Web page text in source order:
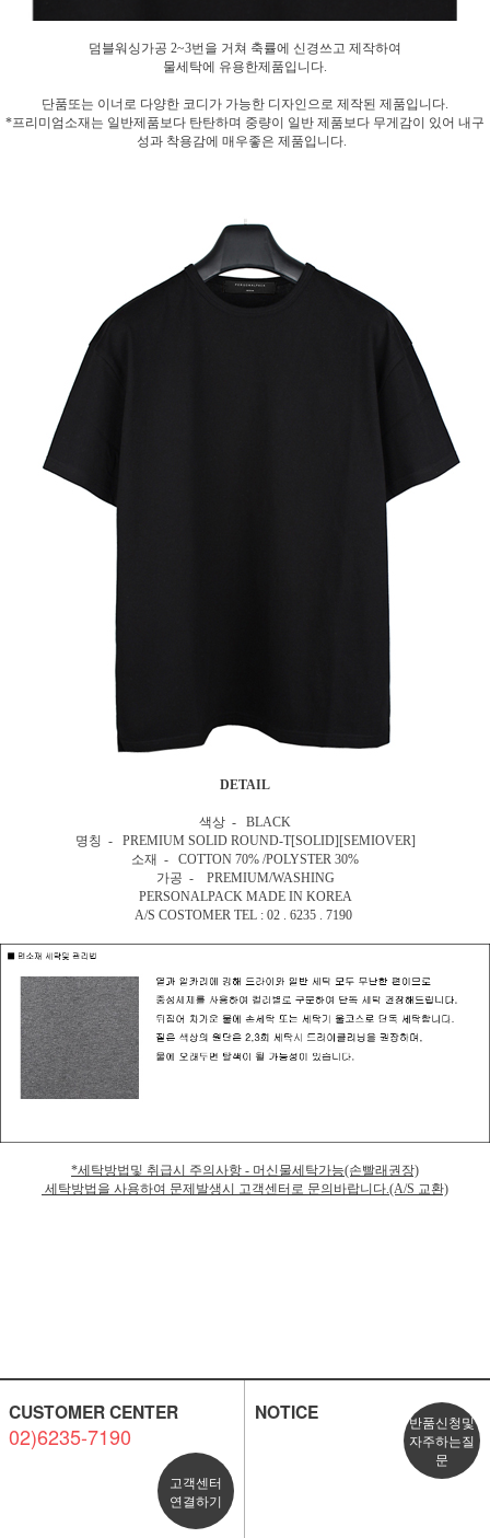
덤블워싱가공 2~3번을 거쳐 축률에 신경쓰고 제작하여
물세탁에 유용한제품입니다.
단품또는 이너로 다양한 코디가 가능한 디자인으로 제작된 제품입니다.
*프리미엄소재는 일반제품보다 탄탄하며 중량이 일반 제품보다 무게감이 있어 내구
성과 착용감에 매우좋은 제품입니다.
DETAIL
색상 - BLACK
명칭 - PREMIUM SOLID ROUND-T[SOLID][SEMIOVER]
소재 - COTTON 70% /POLYSTER 30%
가공 - PREMIUM/WASHING
PERSONALPACK MADE IN KOREA
A/S COSTOMER TEL : 02 . 6235 . 7190
*세탁방법및 취급시 주의사항 - 머신물세탁가능(손빨래권장)
세탁방법을 사용하여 문제발생시 고객센터로 문의바랍니다.(A/S 교환)
CUSTOMER CENTER
02)6235-7190
고객센터
연결하기
NOTICE
반품신청및
자주하는질
문